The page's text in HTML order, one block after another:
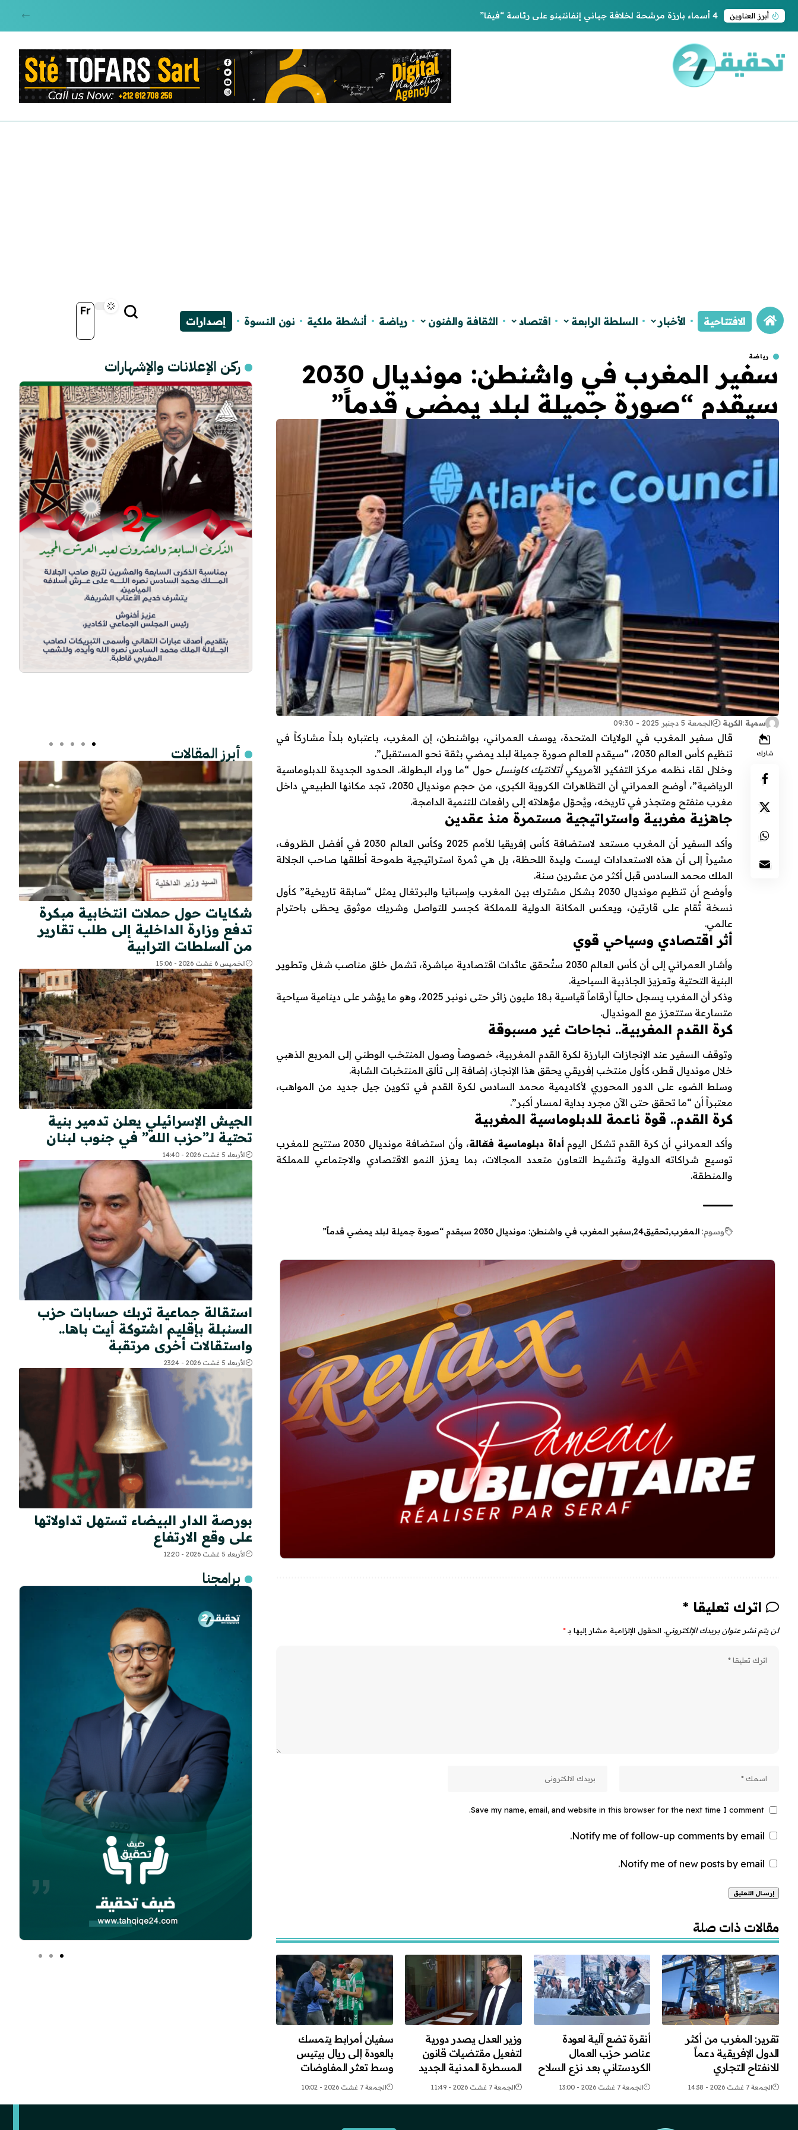
أبرز العناوين 4 أسماء بارزة مرشحة لخلافة جياني إنفانتينو على رئاسة “فيفا”
Fr
الافتتاحية الأخبار السلطة الرابعة اقتصاد الثقافة والفنون رياضة أنشطة ملكية نون النسوة إصدارات
رياضة
سفير المغرب في واشنطن: مونديال 2030
سيقدم “صورة جميلة لبلد يمضي قدماً”
سمية الكربة الجمعة 5 دجنبر 2025 - 09:30
شارك
قال سفير المغرب في الولايات المتحدة، يوسف العمراني، بواشنطن، إن المغرب، باعتباره بلداً مشاركاً في
تنظيم كأس العالم 2030، “سيقدم للعالم صورة جميلة لبلد يمضي بثقة نحو المستقبل”.
وخلال لقاء نظمه مركز التفكير الأمريكيأتلانتيك كاونسل حول “ما وراء البطولة.. الحدود الجديدة للدبلوماسية
الرياضية”، أوضح العمراني أن التظاهرات الكروية الكبرى، من حجم مونديال 2030، تجد مكانها الطبيعي داخل
مغرب منفتح ومتجذر في تاريخه، ويُحوّل مؤهلاته إلى رافعات للتنمية الدامجة.
جاهزية مغربية واستراتيجية مستمرة منذ عقدين
وأكد السفير أن المغرب مستعد لاستضافة كأس إفريقيا للأمم 2025 وكأس العالم 2030 في أفضل الظروف،
مشيراً إلى أن هذه الاستعدادات ليست وليدة اللحظة، بل هي ثمرة استراتيجية طموحة أطلقها صاحب الجلالة
الملك محمد السادس قبل أكثر من عشرين سنة.
وأوضح أن تنظيم مونديال 2030 بشكل مشترك بين المغرب وإسبانيا والبرتغال يمثل “سابقة تاريخية” كأول
نسخة تُقام على قارتين، ويعكس المكانة الدولية للمملكة كجسر للتواصل وشريك موثوق يحظى باحترام
عالمي.
أثر اقتصادي وسياحي قوي
وأشار العمراني إلى أن كأس العالم 2030 ستُحقق عائدات اقتصادية مباشرة، تشمل خلق مناصب شغل وتطوير
البنية التحتية وتعزيز الجاذبية السياحية.
وذكر أن المغرب يسجل حالياً أرقاماً قياسية بـ18 مليون زائر حتى نونبر 2025، وهو ما يؤشر على دينامية سياحية
متسارعة ستتعزز مع المونديال.
كرة القدم المغربية.. نجاحات غير مسبوقة
وتوقف السفير عند الإنجازات البارزة لكرة القدم المغربية، خصوصاً وصول المنتخب الوطني إلى المربع الذهبي
خلال مونديال قطر، كأول منتخب إفريقي يحقق هذا الإنجاز، إضافة إلى تألق المنتخبات الشابة.
وسلط الضوء على الدور المحوري لأكاديمية محمد السادس لكرة القدم في تكوين جيل جديد من المواهب،
معتبراً أن “ما تحقق حتى الآن مجرد بداية لمسار أكبر”.
كرة القدم.. قوة ناعمة للدبلوماسية المغربية
وأكد العمراني أن كرة القدم تشكل اليوم أداة دبلوماسية فعّالة
، وأن استضافة مونديال 2030 ستتيح للمغرب
توسيع شراكاته الدولية وتنشيط التعاون متعدد المجالات، بما يعزز النمو الاقتصادي والاجتماعي للمملكة
والمنطقة.
وسوم: المغرب تحقيق24 سفير المغرب في واشنطن: مونديال 2030 سيقدم “صورة جميلة لبلد يمضي قدماً”
اترك تعليقا *
لن يتم نشر عنوان بريدك الإلكتروني. الحقول الإلزامية مشار إليها بـ*
Save my name, email, and website in this browser for the next time I comment.
Notify me of follow-up comments by email.
Notify me of new posts by email.
مقالات ذات صلة
تقرير: المغرب من أكثر
الدول الإفريقية دعماً
للانفتاح التجاري
الجمعة 7 غشت 2026 - 14:38
أنقرة تضع آلية لعودة
عناصر حزب العمال
الكردستاني بعد نزع السلاح
الجمعة 7 غشت 2026 - 13:00
وزير العدل يصدر دورية
لتفعيل مقتضيات قانون
المسطرة المدنية الجديد
الجمعة 7 غشت 2026 - 11:49
سفيان أمرابط يتمسك
بالعودة إلى ريال بيتيس
وسط تعثر المفاوضات
الجمعة 7 غشت 2026 - 10:02
ركن الإعلانات والإشهارات
أبرز المقالات
شكايات حول حملات انتخابية مبكرة
تدفع وزارة الداخلية إلى طلب تقارير
من السلطات الترابية
الخميس 6 غشت 2026 - 15:06
الجيش الإسرائيلي يعلن تدمير بنية
تحتية لـ”حزب الله” في جنوب لبنان
الأربعاء 5 غشت 2026 - 14:40
استقالة جماعية تربك حسابات حزب
السنبلة بإقليم اشتوكة أيت باها..
واستقالات أخرى مرتقبة
الأربعاء 5 غشت 2026 - 23:24
بورصة الدار البيضاء تستهل تداولاتها
على وقع الارتفاع
الأربعاء 5 غشت 2026 - 12:20
برامجنا